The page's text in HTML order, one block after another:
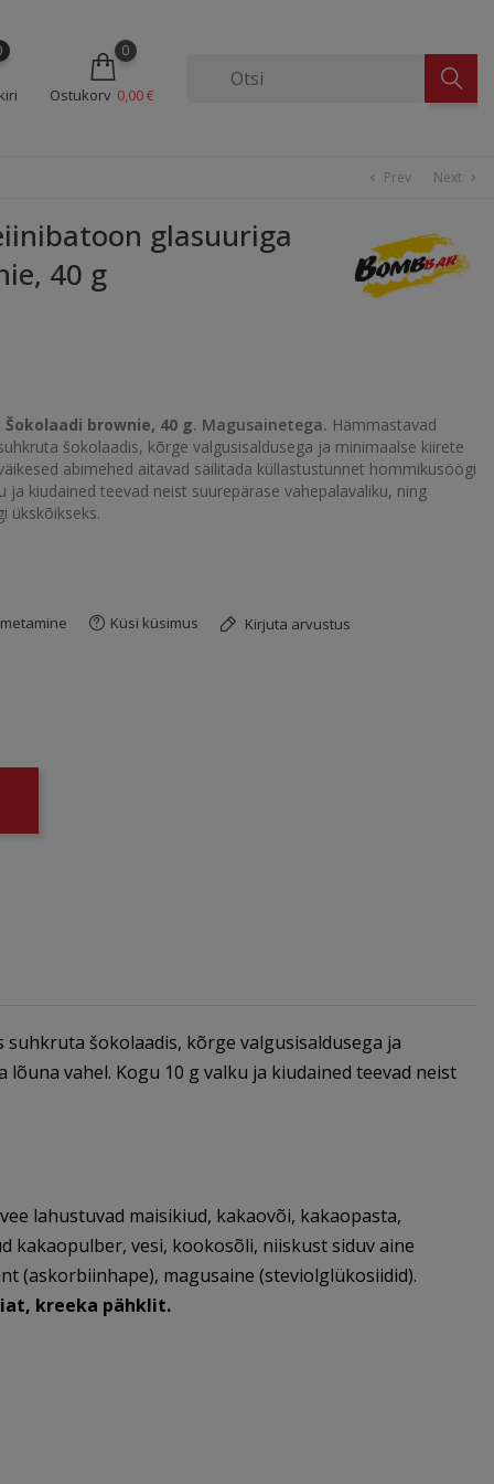
0
Ostukorv 0,00 €
chevron_left Prev Next chevron_right
glasuuriga
40 g
brownie, 40 g. Magusainetega. Hämmastavad
šokolaadis, kõrge valgusisaldusega ja minimaalse kiirete
abimehed aitavad säilitada küllastustunnet hommikusöögi
ja kiudained teevad neist suurepärase vahepalavaliku, ning
ükskõikseks.
Küsi küsimus Kirjuta arvustus
šokolaadis, kõrge valgusisaldusega ja
vahel. Kogu 10 g valku ja kiudained teevad neist
lahustuvad maisikiud, kakaovõi, kakaopasta,
kakaopulber, vesi, kookosõli, niiskust siduv aine
(askorbiinhape), magusaine (steviolglükosiidid).
kreeka pähklit.